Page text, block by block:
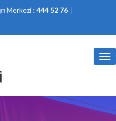
Merkezi : 444 52 76